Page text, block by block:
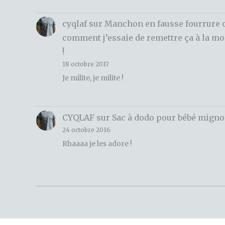
cyqlafsur Manchon en fausse fourrure
comment j’essaie de remettre ça à la
!
18 octobre 2017
Je milite, je milite !
CYQLAF sur Sac à dodo pour bébé
24 octobre 2016
Rhaaaa je les adore !